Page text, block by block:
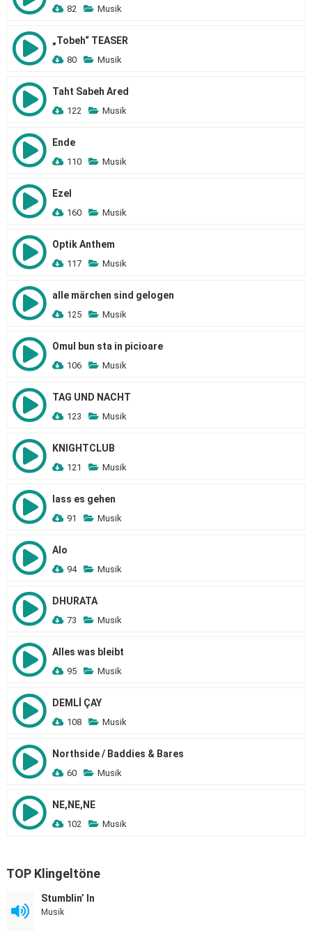
82 Musik
„Tobeh“ TEASER
80 Musik
Taht Sabeh Ared
122 Musik
Ende
110 Musik
Ezel
160 Musik
Optik Anthem
117 Musik
alle märchen sind gelogen
125 Musik
Omul bun sta in picioare
106 Musik
TAG UND NACHT
123 Musik
KNIGHTCLUB
121 Musik
lass es gehen
91 Musik
Alo
94 Musik
DHURATA
73 Musik
Alles was bleibt
95 Musik
DEMLİ ÇAY
108 Musik
Northside / Baddies & Bares
60 Musik
NE,NE,NE
102 Musik
TOP Klingeltöne
Stumblin’ In
Musik